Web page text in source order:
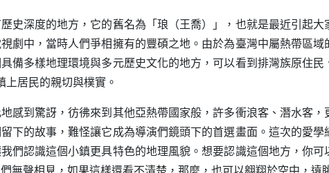
深度的地方，它的舊名為「琅（王喬）」，也就是最近引起大
劇中，當時人們爭相擁有的豐碩之地。由於為臺灣中屬熱帶區
備多樣地理環境與多元歷史文化的地方，可以看到排灣族原住
上居民的親切與樸實。
到驚訝，彷彿來到其他亞熱帶國家般，許多衝浪客、潛水客，
下的故事，難怪讓它成為導演們鏡頭下的首選畫面。這次的愛
們認識這個小鎮更具特色的地理風貌。想要認識這個地方，你
無聲相見，如果這樣還看不清楚，那麼，也可以翱翔於空中，遠